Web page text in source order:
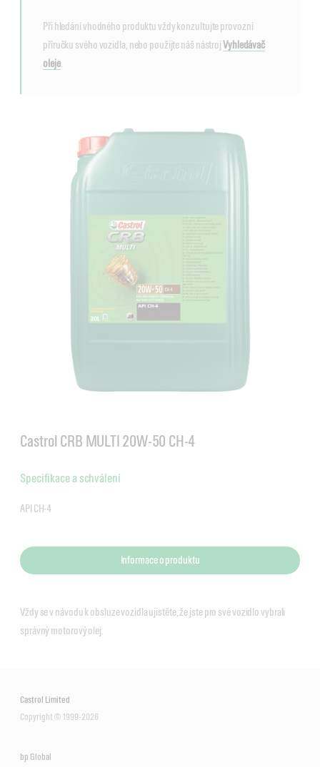
Při hledání vhodného produktu vždy konzultujte provozní
příručku svého vozidla, nebo použijte náš nástrojVyhledávač
oleje.
Castrol CRB MULTI 20W-50 CH-4
Specifikace a schválení
API CH-4
Informace o produktu
Vždy se v návodu k obsluze vozidla ujistěte, že jste pro své vozidlo vybrali
správný motorový olej.
Castrol Limited
Copyright © 1999-2026
bp Global